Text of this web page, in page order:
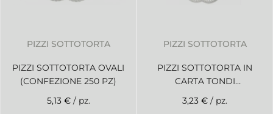
PIZZI SOTTOTORTA
PIZZI SOTTOTORTA OVALI
(CONFEZIONE 250 PZ)
5,13 € / pz.
PIZZI SOTTOTORTA
PIZZI SOTTOTORTA IN
CARTA TONDI
(CONFEZIONE 250 PZ)
3,23 € / pz.